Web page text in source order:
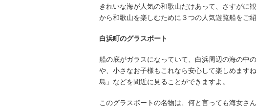
きれいな海が人気の和歌山だけあって、さすがに
から和歌山を楽しむために３つの人気遊覧船をご紹
白浜町のグラスボート
船の底がガラスになっていて、白浜周辺の海の中
や、小さなお子様もこれなら安心して楽しめます
島」などを間近に見ることができますよ。
このグラスボートの名物は、何と言っても海女さ